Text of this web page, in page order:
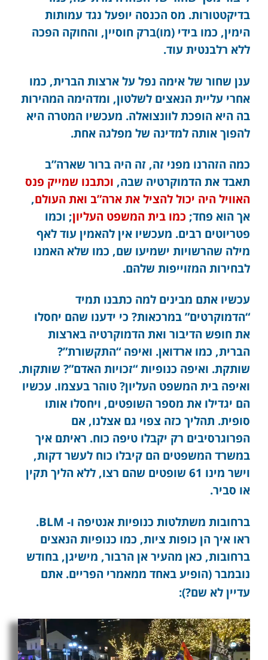
בדיקטטורות. מס הכנסה יופעל נגד עמותות
הימין, כמו בידי (מו)ברק חוסיין, והחוקה הפכה
ללא רלבנטית עוד.
ענן שחור של אימה נפל על ארצות הברית, כמו
אחרי עליית הנאצים לשלטון, ומדהימה המהירות
בה היא הופכת לוונצואלה. מעכשיו המטרה היא
להפוך אותה למדינה של מפלגה אחת.
כמה הזהרנו מפני זה, זה היה ברור שארה”ב
תאבד את הדמוקרטיה שבה, וכתבנו שמייק פנס
האוויל היה יכול להציל את ארה”ב ואת העולם,
אך הוא פחד; כמו בית המשפט העליון; וכמו
פטריוטים רבים. מעכשיו אין להאמין עוד לאף
מילה שהרשויות ישמיעו שם, כמו שלא האמנו
לבחירות המזוייפות שלהם.
עכשיו אתם מבינים למה כתבנו תמיד
“הדמוקרטים” במרכאות? כי ידענו שהם יחסלו
את חופש הדיבור ואת הדמוקרטיה בארצות
הברית, כמו ארדואן. ואיפה “התקשורת”?
שותקת. ואיפה כנופיות “זכויות האדם”? שותקות.
ואיפה בית המשפט העליון? טוהר בעצמו. עכשיו
הם יגדילו את מספר השופטים, ויחסלו אותו
סופית. תהליך כזה צפוי גם אצלנו, אם
הפרוגרסיבים רק יקבלו טיפה כוח. ראיתם איך
במשרד המשפטים הם קיבלו כוח לעשר דקות,
וישר מינו 61 שופטים שהם רצו, ללא הליך תקין
או סביר.
ברחובות משתלטות כנופיות אנטיפה ו- BLM.
ראו איך הן כופות ציות, כמו כנופיות הנאצים
ברחובות, כאן מהעיר אן הרבור, מישיגן, בחודש
נובמבר (הופיע באחד ממאמרי הפריים. אתם
עדיין לא שם?):